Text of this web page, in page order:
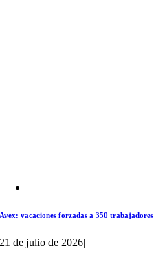
Avex: vacaciones forzadas a 350 trabajadores
21 de julio de 2026|